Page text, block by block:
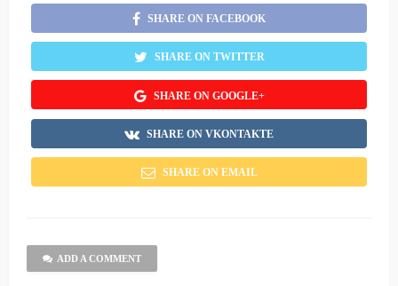
SHARE ON FACEBOOK
SHARE ON TWITTER
SHARE ON GOOGLE+
SHARE ON VKONTAKTE
SHARE ON EMAIL
ADD A COMMENT